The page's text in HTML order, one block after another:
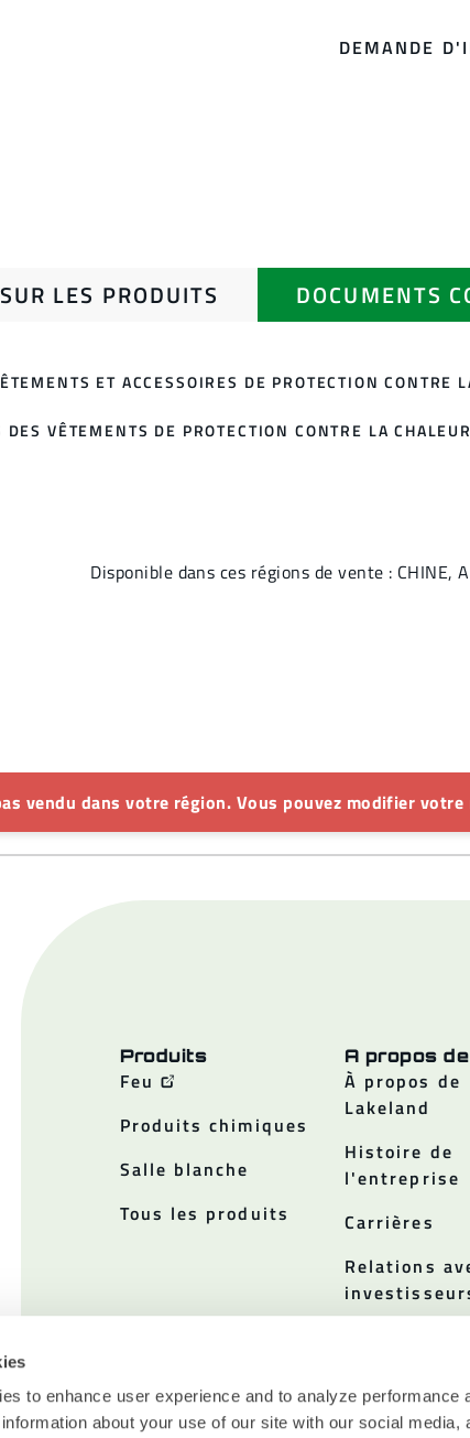
to enhance user experience and to analyze performance
about your use of our site with our social media,
DEMANDE
LES PRODUITS DOCUMENTS
ET ACCESSOIRES DE PROTECTION CONTRE
VÊTEMENTS DE PROTECTION CONTRE LA CHALEUR
Disponible dans ces régions de vente : CHINE,
vendu dans votre région. Vous pouvez modifier
Produits
Feu
Produits chimiques
Salle blanche
Tous les produits
A propos de
À propos de
Lakeland
Histoire de
l'entreprise
Carrières
Relations